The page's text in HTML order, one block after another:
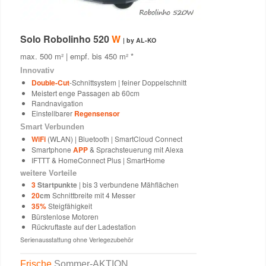
Solo Robolinho 520W | by AL-KO
max. 500 m² | empf. bis 450 m² *
Innovativ
Double-Cut-Schnittsystem | feiner Doppelschnitt
Meistert enge Passagen ab 60cm
Randnavigation
Einstellbarer Regensensor
Smart Verbunden
WiFi(WLAN) | Bluetooth | SmartCloud Connect
Smartphone APP& Sprachsteuerung mit Alexa
IFTTT & HomeConnect Plus | SmartHome
weitere Vorteile
3Startpunkte| bis 3 verbundene Mähflächen
20cm Schnittbreite mit 4 Messer
35%Steigfähigkeit
Bürstenlose Motoren
Rückruftaste auf der Ladestation
Serienausstattung ohne Verlegezubehör